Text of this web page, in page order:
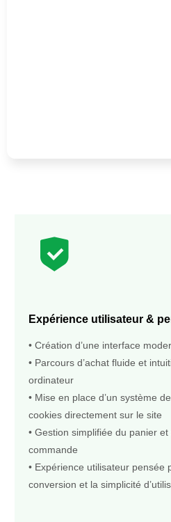
Expérience utilisateur &
• Création d’une interface
• Parcours d’achat fluide et
ordinateur
• Mise en place d’un système
cookies directement sur le site
• Gestion simplifiée du panier
commande
• Expérience utilisateur pensée
conversion et la simplicité